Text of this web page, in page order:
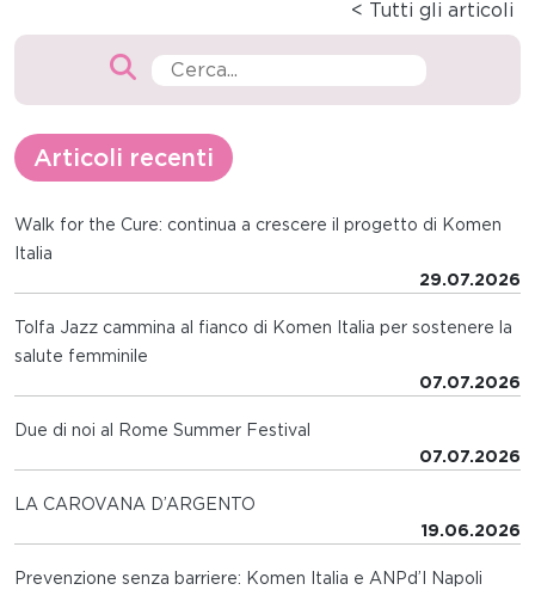
< Tutti gli articoli
Articoli recenti
Walk for the Cure: continua a crescere il progetto di Komen
Italia
29.07.2026
Tolfa Jazz cammina al fianco di Komen Italia per sostenere la
salute femminile
07.07.2026
Due di noi al Rome Summer Festival
07.07.2026
LA CAROVANA D’ARGENTO
19.06.2026
Prevenzione senza barriere: Komen Italia e ANPd’I Napoli